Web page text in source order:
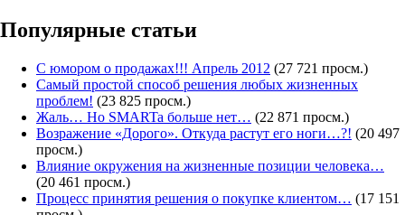
Популярные статьи
С юмором о продажах!!! Апрель 2012 (27 721 просм.)
Самый простой способ решения любых жизненных
проблем! (23 825 просм.)
Жаль… Но SMARTa больше нет… (22 871 просм.)
Возражение «Дорого». Откуда растут его ноги…?! (20 497
просм.)
Влияние окружения на жизненные позиции человека…
(20 461 просм.)
Процесс принятия решения о покупке клиентом… (17 151